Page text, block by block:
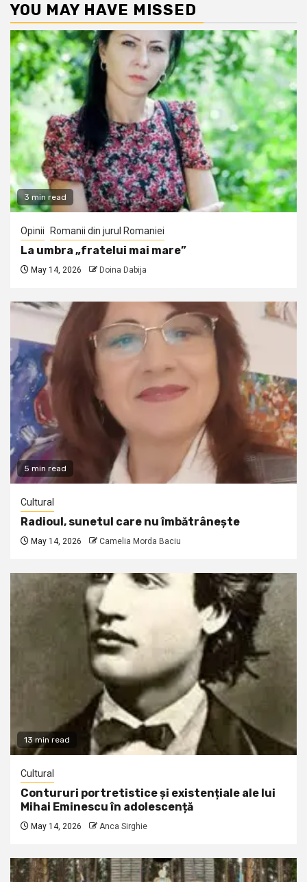
YOU MAY HAVE MISSED
3 min read
Opinii Romanii din jurul Romaniei
La umbra „fratelui mai mare”
May 14, 2026 Doina Dabija
5 min read
Cultural
Radioul, sunetul care nu îmbătrânește
May 14, 2026 Camelia Morda Baciu
13 min read
Cultural
Contururi portretistice și existențiale ale lui
Mihai Eminescu în adolescență
May 14, 2026 Anca Sirghie